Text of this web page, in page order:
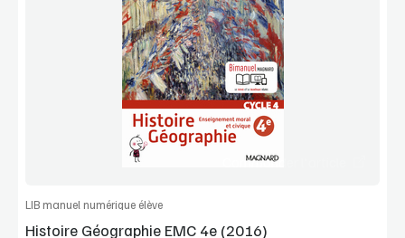
Voir la démo
Manuel complet
Commander l'article
LIB manuel numérique élève
Histoire Géographie EMC 4e (2016)